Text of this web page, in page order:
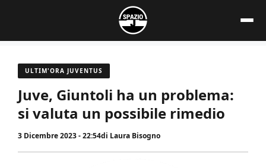
contenuto
ULTIM'ORA JUVENTUS
Juve, Giuntoli ha un problema:
si valuta un possibile rimedio
3 Dicembre 2023 - 22:54di Laura Bisogno